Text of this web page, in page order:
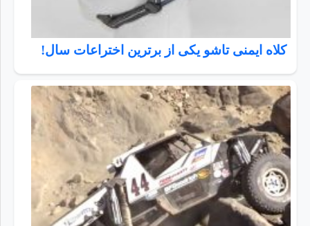
کلاه ایمنی تاشو یکی از برترین اختراعات سال!